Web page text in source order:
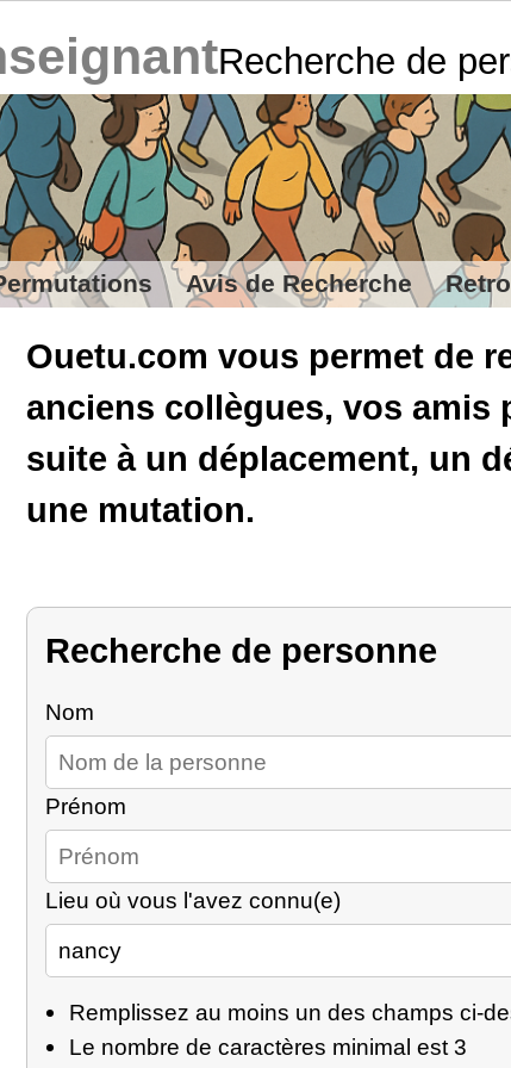
Recherche de
Avis de Recherche
Ouetu.com vous permet de
anciens collègues, vos amis
suite à un déplacement, un
une mutation.
Recherche de personne
Nom
Prénom
Lieu où vous l'avez connu(e)
Remplissez au moins un des champs ci-
Le nombre de caractères minimal est 3